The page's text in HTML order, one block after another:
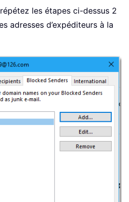
les étapes ci-dessus 2
adresses d’expéditeurs à la